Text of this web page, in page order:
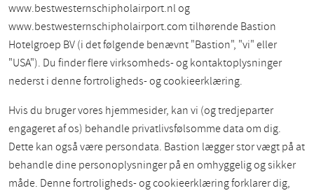
www.bestwesternschipholairport.nl og
www.bestwesternschipholairport.com tilhørende Bastion
Hotelgroep BV (i det følgende benævnt "Bastion", "vi" eller
"USA"). Du finder flere virksomheds- og kontaktoplysninger
nederst i denne fortroligheds- og cookieerklæring.
Hvis du bruger vores hjemmesider, kan vi (og tredjeparter
engageret af os) behandle privatlivsfølsomme data om dig.
Dette kan også være persondata. Bastion lægger stor vægt på at
behandle dine personoplysninger på en omhyggelig og sikker
måde. Denne fortroligheds- og cookieerklæring forklarer dig,